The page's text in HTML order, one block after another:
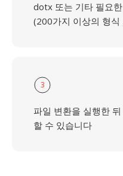
dotx 또는 기타 필요
(200가지 이상의 형식
3
파일 변환을 실행한
할 수 있습니다